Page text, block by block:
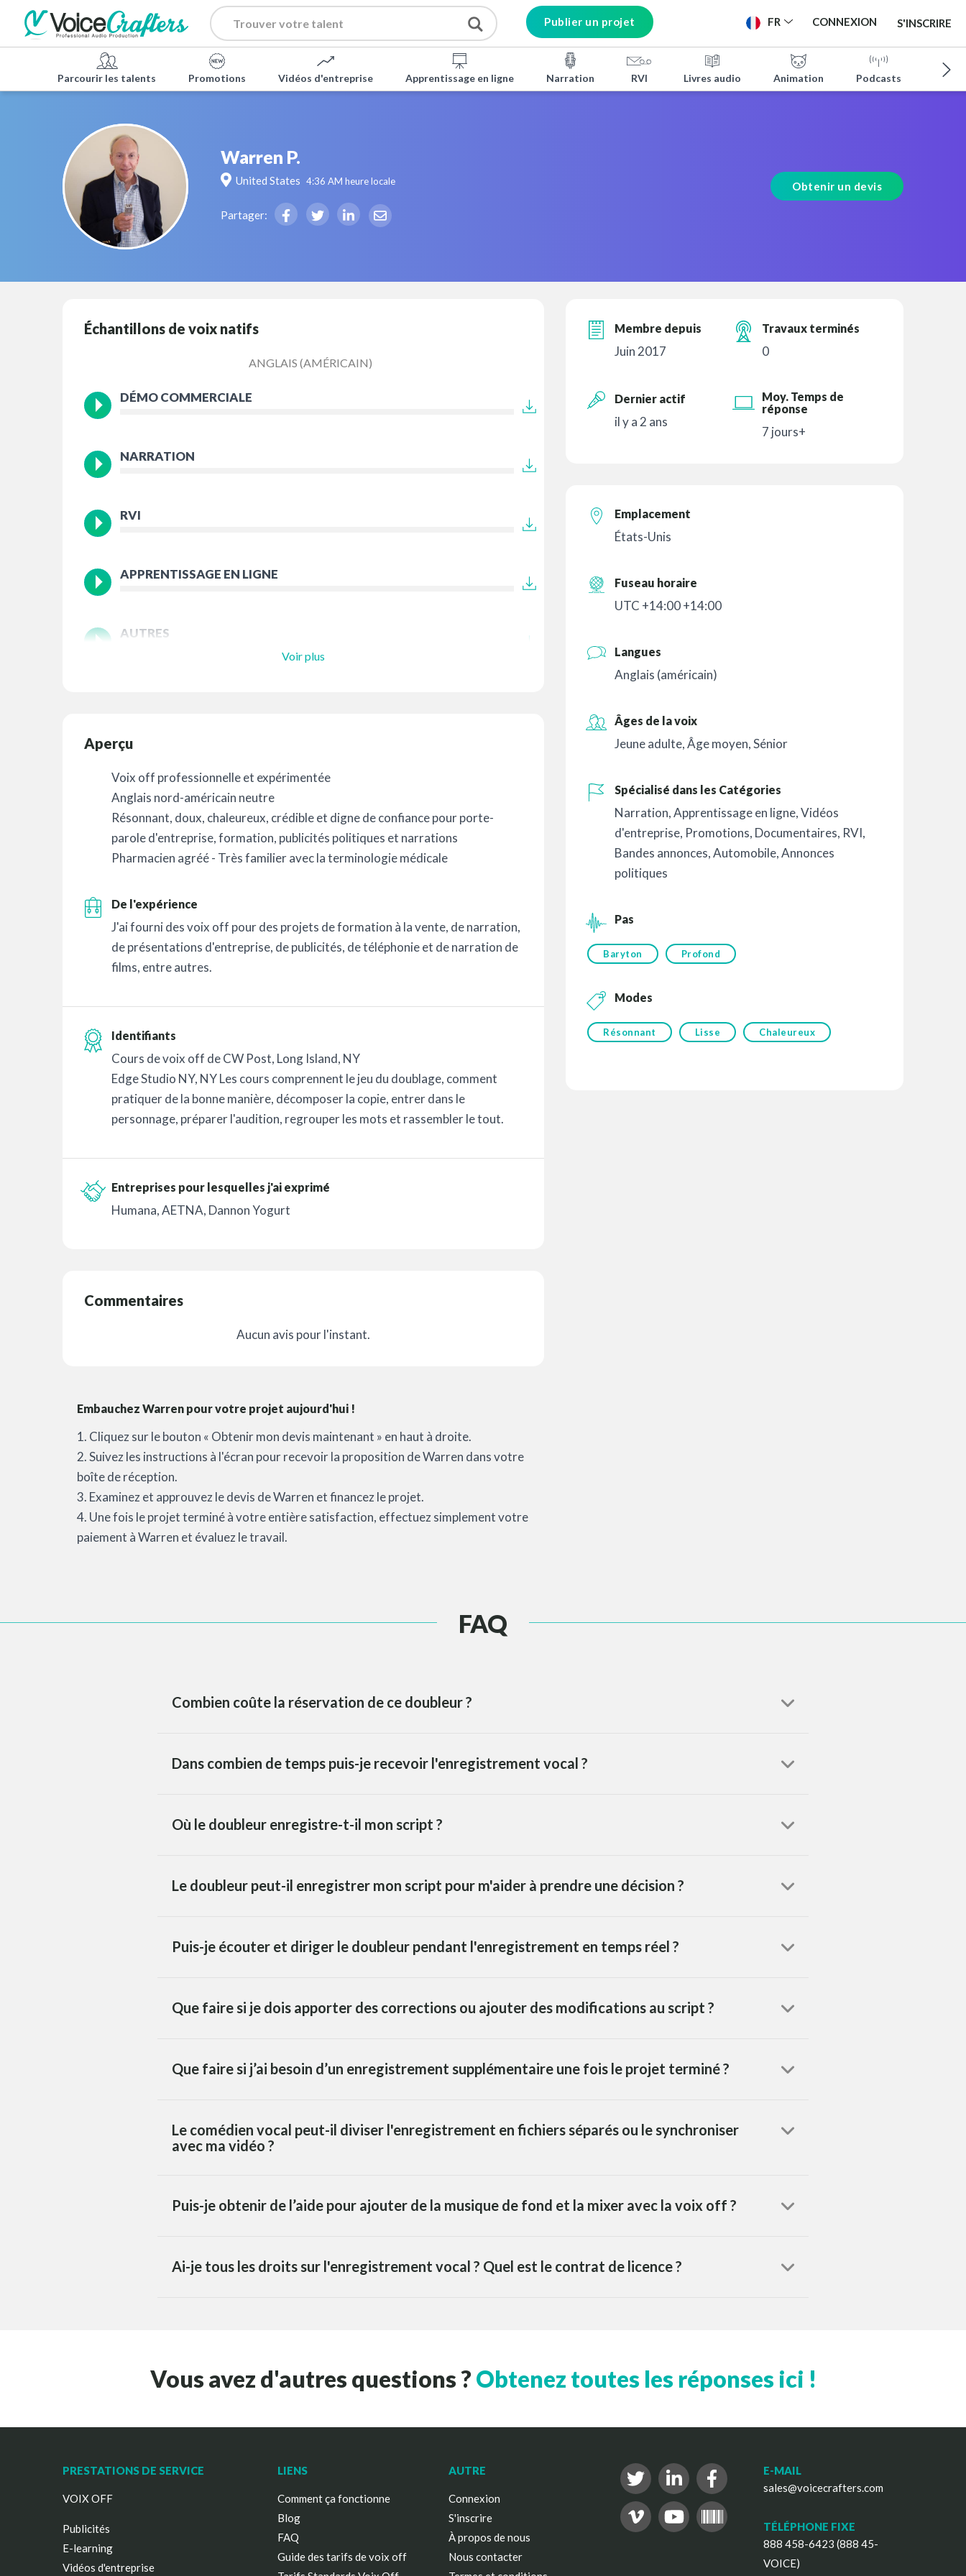
Publier un projet FR CONNEXION S'INSCRIRE
Parcourir les talents Promotions Vidéos d'entreprise Apprentissage en ligne Narration RVI Livres audio Animation Podcasts
Warren P.
United States 4:36 AM heure locale
Partager:
Obtenir un devis
Échantillons de voix natifs
ANGLAIS (AMÉRICAIN)
DÉMO COMMERCIALE
NARRATION
RVI
APPRENTISSAGE EN LIGNE
AUTRES
Voir plus
Aperçu
Voix off professionnelle et expérimentée
Anglais nord-américain neutre
Résonnant, doux, chaleureux, crédible et digne de confiance pour porte-
parole d'entreprise, formation, publicités politiques et narrations
Pharmacien agréé - Très familier avec la terminologie médicale
De l'expérience
J'ai fourni des voix off pour des projets de formation à la vente, de narration,
de présentations d'entreprise, de publicités, de téléphonie et de narration de
films, entre autres.
Identifiants
Cours de voix off de CW Post, Long Island, NY
Edge Studio NY, NY Les cours comprennent le jeu du doublage, comment
pratiquer de la bonne manière, décomposer la copie, entrer dans le
personnage, préparer l'audition, regrouper les mots et rassembler le tout.
Entreprises pour lesquelles j'ai exprimé
Humana, AETNA, Dannon Yogurt
Commentaires
Aucun avis pour l'instant.
Embauchez Warren pour votre projet aujourd'hui !
1. Cliquez sur le bouton « Obtenir mon devis maintenant » en haut à droite.
2. Suivez les instructions à l'écran pour recevoir la proposition de Warren dans votre
boîte de réception.
3. Examinez et approuvez le devis de Warren et financez le projet.
4. Une fois le projet terminé à votre entière satisfaction, effectuez simplement votre
paiement à Warren et évaluez le travail.
Membre depuis
Juin 2017
Travaux terminés
0
Dernier actif
il y a 2 ans
Moy. Temps de
réponse
7 jours+
Emplacement
États-Unis
Fuseau horaire
UTC +14:00 +14:00
Langues
Anglais (américain)
Âges de la voix
Jeune adulte,Âge moyen,Sénior
Spécialisé dans les Catégories
Narration,Apprentissage en ligne,Vidéos
d'entreprise, Promotions, Documentaires, RVI,
Bandes annonces,Automobile,Annonces
politiques
Pas
Baryton Profond
Modes
Résonnant Lisse Chaleureux
FAQ
Combien coûte la réservation de ce doubleur ?
Dans combien de temps puis-je recevoir l'enregistrement vocal ?
Où le doubleur enregistre-t-il mon script ?
Le doubleur peut-il enregistrer mon script pour m'aider à prendre une décision ?
Puis-je écouter et diriger le doubleur pendant l'enregistrement en temps réel ?
Que faire si je dois apporter des corrections ou ajouter des modifications au script ?
Que faire si j’ai besoin d’un enregistrement supplémentaire une fois le projet terminé ?
Le comédien vocal peut-il diviser l'enregistrement en fichiers séparés ou le synchroniser
avec ma vidéo ?
Puis-je obtenir de l’aide pour ajouter de la musique de fond et la mixer avec la voix off ?
Ai-je tous les droits sur l'enregistrement vocal ? Quel est le contrat de licence ?
Vous avez d'autres questions ? Obtenez toutes les réponses ici !
PRESTATIONS DE SERVICE
VOIX OFF
Publicités
E-learning
Vidéos d'entreprise
LIENS
Comment ça fonctionne
Blog
FAQ
Guide des tarifs de voix off
AUTRE
Connexion
S'inscrire
À propos de nous
Nous contacter
E-MAIL
sales@voicecrafters.com
TÉLÉPHONE FIXE
888 458-6423 (888 45-
VOICE)